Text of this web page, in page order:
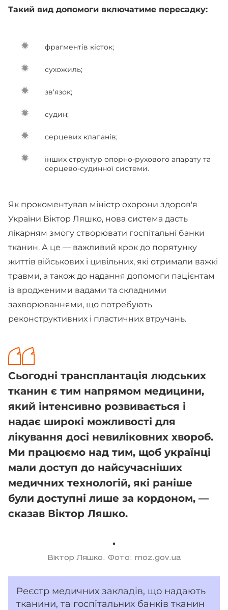
Такий вид допомоги включатиме пересадку:
фрагментів кісток;
сухожиль;
зв'язок;
судин;
серцевих клапанів;
інших структур опорно-рухового апарату та
серцево-судинної системи.
Як прокоментував міністр охорони здоров'я
України Віктор Ляшко, нова система дасть
лікарням змогу створювати госпітальні банки
тканин. А це — важливий крок до порятунку
життів військових і цивільних, які отримали важкі
травми, а також до надання допомоги пацієнтам
із вродженими вадами та складними
захворюваннями, що потребують
реконструктивних і пластичних втручань.
Сьогодні трансплантація людських
тканин є тим напрямом медицини,
який інтенсивно розвивається і
надає широкі можливості для
лікування досі невиліковних хвороб.
Ми працюємо над тим, щоб українці
мали доступ до найсучасніших
медичних технологій, які раніше
були доступні лише за кордоном, —
сказав Віктор Ляшко.
Віктор Ляшко. Фото: moz.gov.ua
Реєстр медичних закладів, що надають
тканини, та госпітальних банків тканин